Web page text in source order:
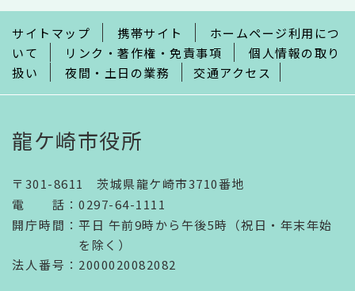
で
サイトマップ 携帯サイト
ホームページ利用につ
いて
リンク・著作権・免責事項
個人情報の取り
扱い
夜間・土日の業務 交通アクセス
龍ケ崎市役所
〒301-8611 茨城県龍ケ崎市3710番地
電話 ： 0297-64-1111
開庁時間 ： 平日 午前9時から午後5時（祝日・年末年始
を除く）
法人番号 ：2000020082082